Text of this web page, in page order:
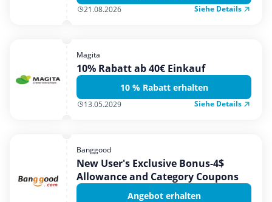
21.08.2026 Siehe Details
Magita
10% Rabatt ab 40€ Einkauf
10 % Rabatt erhalten
13.05.2029 Siehe Details
Banggood
New User's Exclusive Bonus-4$
Allowance and Category Coupons
Angebot erhalten